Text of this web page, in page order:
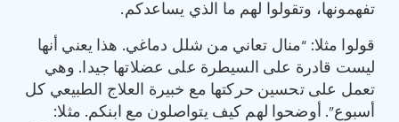
تفهمونها، وتقولوا لهم ما الذي يساعدكم.
قولوا مثلا: “منال تعاني من شلل دماغي. هذا يعني أنها
ليست قادرة على السيطرة على عضلاتها جيدا. وهي
تعمل على تحسين حركتها مع خبيرة العلاج الطبيعي كل
أسبوع”. أوضحوا لهم كيف يتواصلون مع ابنكم. مثلا: